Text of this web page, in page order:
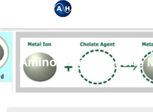
Aminosäure Chelierte